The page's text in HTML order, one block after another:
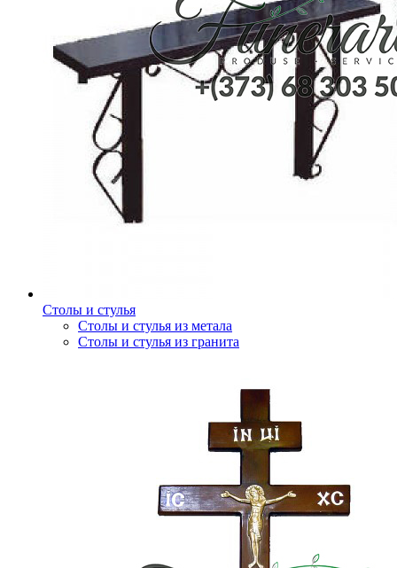
Столы и стулья
Столы и стулья из метала
Столы и стулья из гранита